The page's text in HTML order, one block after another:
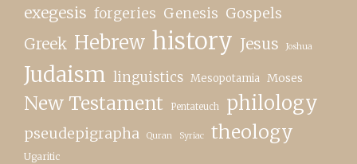
exegesis forgeries Genesis Gospels
Greek Hebrew history Jesus Joshua
Judaism linguistics Mesopotamia Moses
New Testament Pentateuch philology
pseudepigrapha Quran Syriac theology
Ugaritic